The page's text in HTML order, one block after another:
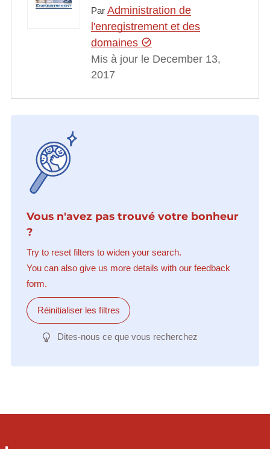
Par Administration de
l'enregistrement et des
domaines
Mis à jour le December 13,
2017
Vous n'avez pas trouvé votre bonheur
?
Try to reset filters to widen your search.
You can also give us more details with our feedback
form.
Réinitialiser les filtres
Dites-nous ce que vous recherchez